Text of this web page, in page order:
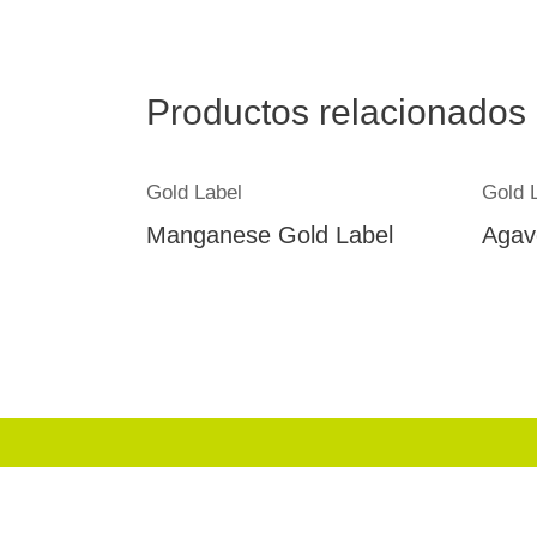
Productos relacionados
Gold Label
Manganese Gold Label
Gold